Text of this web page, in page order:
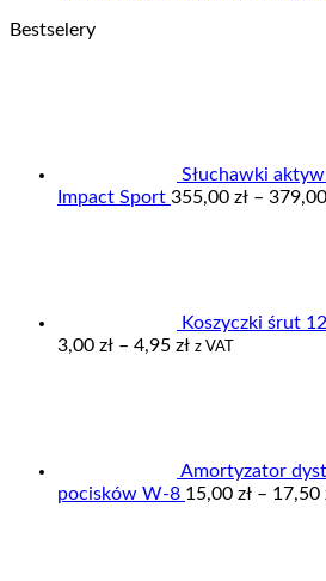
Bestselery
Słuchawki
Impact Sport 355,00 zł – 379,00
Koszyczki śrut
3,00 zł – 4,95 złZakres
z VAT
Amortyzator
pocisków W-8 15,00 zł – 17,50